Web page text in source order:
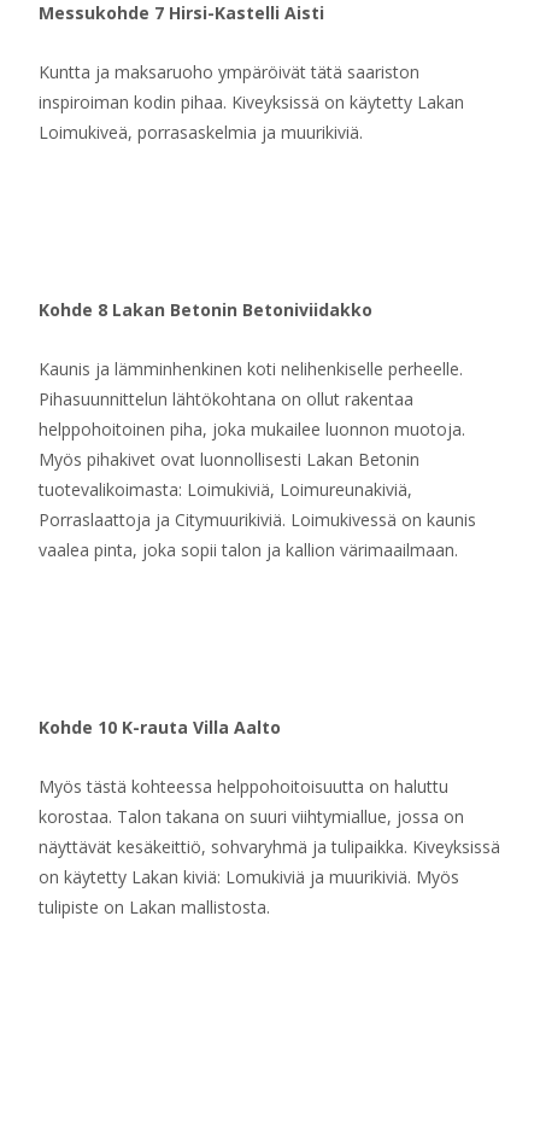
Messukohde 7 Hirsi-Kastelli Aisti
Kuntta ja maksaruoho ympäröivät tätä saariston
inspiroiman kodin pihaa. Kiveyksissä on käytetty Lakan
Loimukiveä, porrasaskelmia ja muurikiviä.
Kohde 8 Lakan Betonin Betoniviidakko
Kaunis ja lämminhenkinen koti nelihenkiselle perheelle.
Pihasuunnittelun lähtökohtana on ollut rakentaa
helppohoitoinen piha, joka mukailee luonnon muotoja.
Myös pihakivet ovat luonnollisesti Lakan Betonin
tuotevalikoimasta: Loimukiviä, Loimureunakiviä,
Porraslaattoja ja Citymuurikiviä. Loimukivessä on kaunis
vaalea pinta, joka sopii talon ja kallion värimaailmaan.
Kohde 10 K-rauta Villa Aalto
Myös tästä kohteessa helppohoitoisuutta on haluttu
korostaa. Talon takana on suuri viihtymiallue, jossa on
näyttävät kesäkeittiö, sohvaryhmä ja tulipaikka. Kiveyksissä
on käytetty Lakan kiviä: Lomukiviä ja muurikiviä. Myös
tulipiste on Lakan mallistosta.